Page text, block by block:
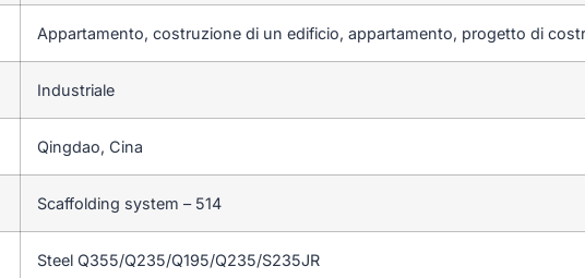
Appartamento, costruzione di un edificio, appartamento, progetto di
Industriale
Qingdao, Cina
Scaffolding system – 514
Steel Q355/Q235/Q195/Q235/S235JR